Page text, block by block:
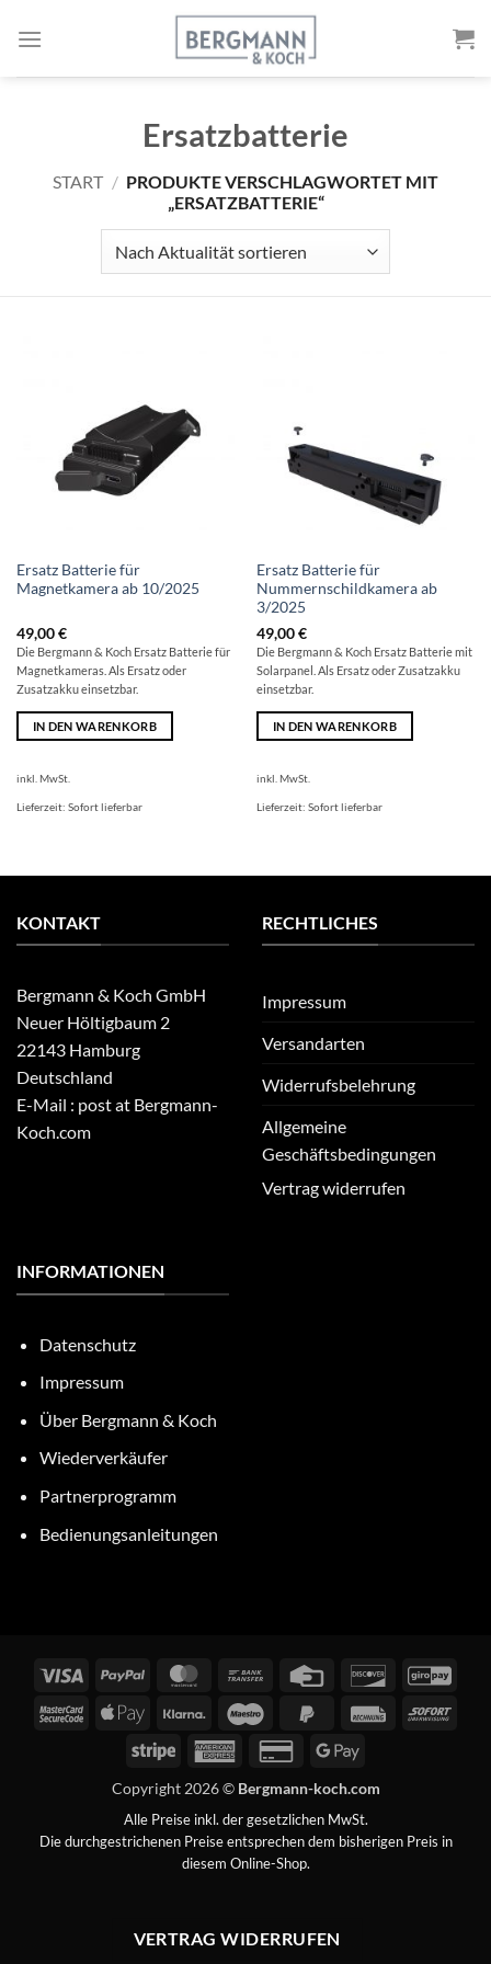
Inhalt
Ersatzbatterie
START / PRODUKTE VERSCHLAGWORTET MIT
„ERSATZBATTERIE“
Ersatz Batterie für
Magnetkamera ab 10/2025
49,00€
Die Bergmann & Koch Ersatz Batterie für
Magnetkameras. Als Ersatz oder
Zusatzakku einsetzbar.
IN DEN WARENKORB
inkl. MwSt.
Lieferzeit: Sofort lieferbar
Ersatz Batterie für
Nummernschildkamera ab
3/2025
49,00€
Die Bergmann & Koch Ersatz Batterie mit
Solarpanel. Als Ersatz oder Zusatzakku
einsetzbar.
IN DEN WARENKORB
inkl. MwSt.
Lieferzeit: Sofort lieferbar
KONTAKT
Bergmann & Koch GmbH
Neuer Höltigbaum 2
22143 Hamburg
Deutschland
E-Mail : post at Bergmann-
Koch.com
RECHTLICHES
Impressum
Versandarten
Widerrufsbelehrung
Allgemeine
Geschäftsbedingungen
Vertrag widerrufen
INFORMATIONEN
Datenschutz
Impressum
Über Bergmann & Koch
Wiederverkäufer
Partnerprogramm
Bedienungsanleitungen
Visa PayPal MasterCardBank
Credit
Discover
MasterCardApple
Klarna Maestro
PayPal
Rechung
Stripe
American
Credit
2
Google
Copyright 2026 © Bergmann-koch.com
Alle Preise inkl. der gesetzlichen MwSt.
Die durchgestrichenen Preise entsprechen dem bisherigen Preis in
diesem Online-Shop.
VERTRAG WIDERRUFEN